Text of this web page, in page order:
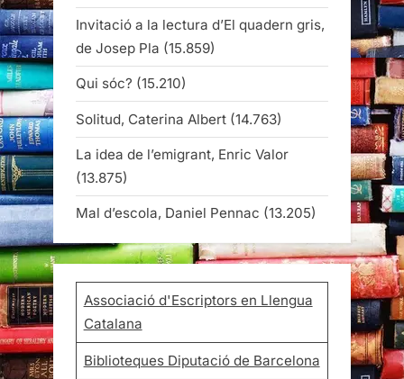
Invitació a la lectura d’El quadern gris,
de Josep Pla (15.859)
Qui sóc? (15.210)
Solitud, Caterina Albert (14.763)
La idea de l’emigrant, Enric Valor
(13.875)
Mal d’escola, Daniel Pennac (13.205)
Associació d'Escriptors en Llengua
Catalana
Biblioteques Diputació de Barcelona